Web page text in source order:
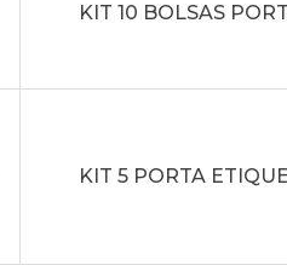
KIT 10 BOLSAS
KIT 5 PORTA